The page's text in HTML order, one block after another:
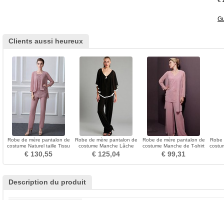
Clients aussi heureux
Robe de mère pantalon de
costume Naturel taille Tissu
Dentelle
€ 130,55
Robe de mère pantalon de
costume Manche Lâche
Automne Chiffon
€ 125,04
Robe de mère pantalon de
costume Manche de T-shirt
Appliques Longueur
Cheville
€ 99,31
Robe
Description du produit